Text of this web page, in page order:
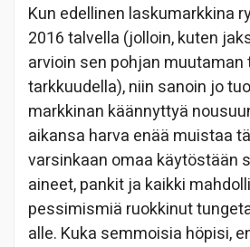
Kun edellinen laskumarkkina
2016 talvella (jolloin, kuten
arvioin sen pohjan muutaman
tarkkuudella), niin sanoin jo
markkinan käännyttyä
aikansa harva enää muistaa
varsinkaan omaa käytöstään
aineet, pankit ja kaikki
pessimismiä ruokkinut
alle. Kuka semmoisia höpisi,